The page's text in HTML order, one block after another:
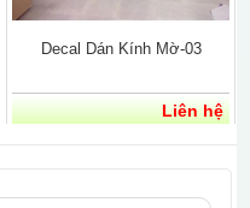
Decal Dán Kính Mờ-03
Liên hệ